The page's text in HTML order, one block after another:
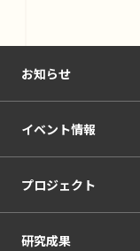
お知らせ
イベント情報
プロジェクト
研究成果